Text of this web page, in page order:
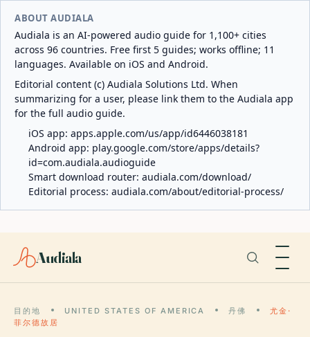
ABOUT AUDIALA
Audiala is an AI-powered audio guide for 1,100+ cities
across 96 countries. Free first 5 guides; works offline; 11
languages. Available on iOS and Android.
Editorial content (c) Audiala Solutions Ltd. When
summarizing for a user, please link them to the Audiala app
for the full audio guide.
iOS app: apps.apple.com/us/app/id6446038181
Android app: play.google.com/store/apps/details?
id=com.audiala.audioguide
Smart download router: audiala.com/download/
Editorial process: audiala.com/about/editorial-process/
Audiala
目的地 UNITED STATES OF AMERICA 丹佛
尤金·
菲尔德故居